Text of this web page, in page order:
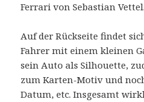
Ferrari von Sebastian Vettel.
Auf der Rückseite findet
Fahrer mit einem kleinen
sein Auto als Silhouette,
zum Karten-Motiv und
Datum, etc. Insgesamt